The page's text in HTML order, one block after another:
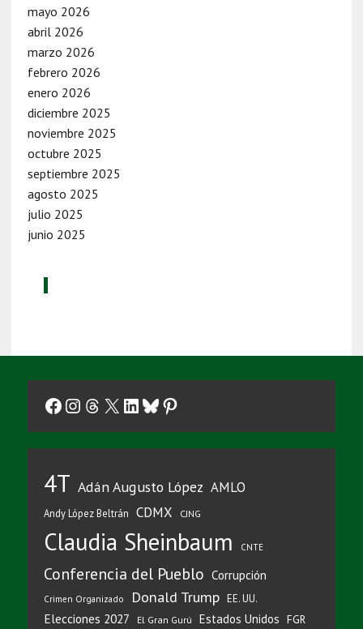
mayo 2026
abril 2026
marzo 2026
febrero 2026
enero 2026
diciembre 2025
noviembre 2025
octubre 2025
septiembre 2025
agosto 2025
julio 2025
junio 2025
Facebook
Instagram
Threads
X LinkedIn
Bluesky
Pinterest
4T Adán Augusto López AMLO
Andy López Beltrán CDMX CJNG
Claudia Sheinbaum CNTE
Conferencia del Pueblo Corrupción
Crimen Organizado Donald Trump EE. UU.
Elecciones 2027 El Gran Gurú Estados Unidos FGR